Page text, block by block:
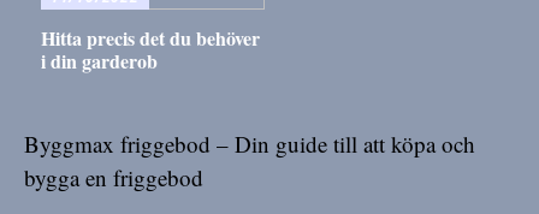
Hitta precis det du behöver
i din garderob
Byggmax friggebod – Din guide till att köpa och
bygga en friggebod